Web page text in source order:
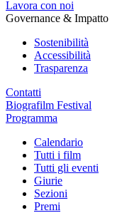
Lavora con noi
Governance & Impatto
Sostenibilità
Accessibilità
Trasparenza
Contatti
Biografilm Festival
Programma
Calendario
Tutti i film
Tutti gli eventi
Giurie
Sezioni
Premi